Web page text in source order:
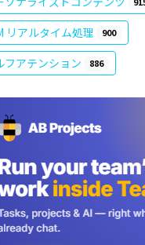
リアルタイム処理 900
フアテンション 886